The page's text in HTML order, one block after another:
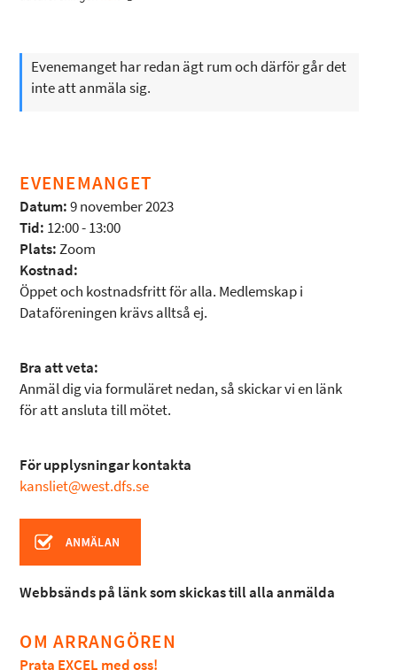
Evenemanget har redan ägt rum och därför går det
inte att anmäla sig.
EVENEMANGET
Datum:9 november 2023
Tid: 12:00 - 13:00
Plats:Zoom
Kostnad:
Öppet och kostnadsfritt för alla. Medlemskap i
Dataföreningen krävs alltså ej.
Bra att veta:
Anmäl dig via formuläret nedan, så skickar vi en länk
för att ansluta till mötet.
För upplysningar kontakta
kansliet@west.dfs.se
Webbsänds på länk som skickas till alla anmälda
OM ARRANGÖREN
Prata EXCEL med oss!